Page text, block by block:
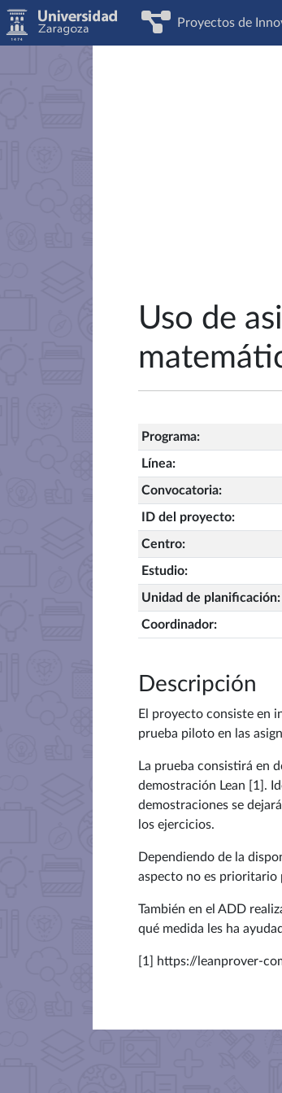
Proyectos de
Uso de
Programa:
Línea:
Convocatoria:
ID del proyecto:
Centro:
Estudio:
Unidad de planificación:
Coordinador:
Descripción
El proyecto consiste en
prueba piloto en las
La prueba consistirá en
demostración Lean [1].
demostraciones se
los ejercicios.
Dependiendo de la
aspecto no es prioritario
También en el ADD
qué medida les ha
[1] https://leanprover-